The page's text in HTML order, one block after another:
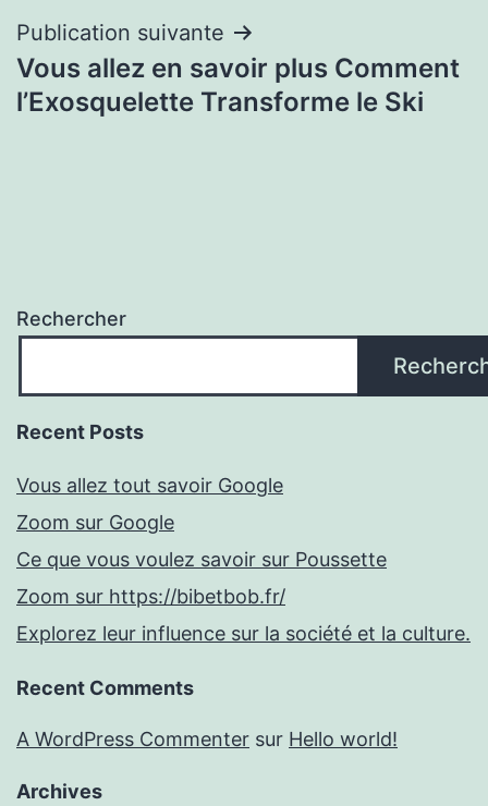
l’article
Publication suivante
Vous allez en savoir plus Comment
l’Exosquelette Transforme le Ski
Rechercher
Recent Posts
Vous allez tout savoir Google
Zoom sur Google
Ce que vous voulez savoir sur Poussette
Zoom sur https://bibetbob.fr/
Explorez leur influence sur la société et la culture.
Recent Comments
A WordPress Commenter sur Hello world!
Archives